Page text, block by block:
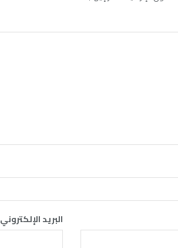
البريد الإلكتروني